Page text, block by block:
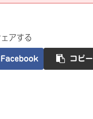
アする
Facebook コピー